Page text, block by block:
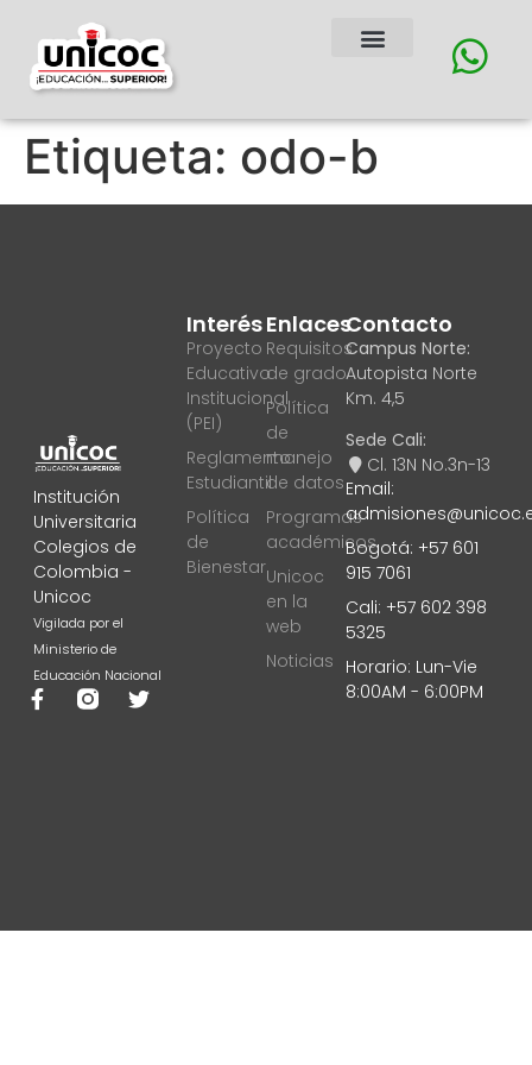
Etiqueta: odo-b
Institución
Universitaria
Colegios de
Colombia -
Unicoc
Vigilada por el
Ministerio de
Educación Nacional
Enlaces
Requisitos
de grado
Política
de
manejo
de datos
Programas
académicos
Unicoc
en la
web
Noticias
Interés
Proyecto
Educativo
Institucional
(PEI)
Reglamento
Estudiantil
Política
de
Bienestar
Contacto
Campus Norte:
Autopista Norte
Km. 4,5
Sede Cali:
Cl. 13N No.3n-13
Email:
Bogotá: +57 601
915 7061
Cali: +57 602 398
5325
Horario: Lun-Vie
8:00AM - 6:00PM